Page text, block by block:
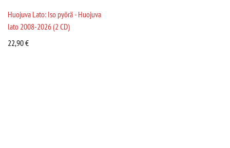
Huojuva Lato: Iso pyörä - Huojuva
lato 2008-2026 (2 CD)
22,90€